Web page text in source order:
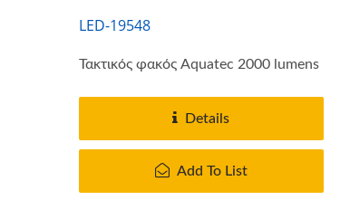
LED-19548
Τακτικός φακός Aquatec 2000 lumens
Details
Add To List